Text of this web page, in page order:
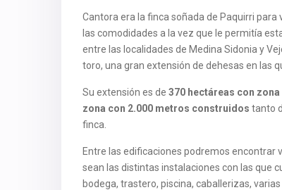
Cantora era la finca soñada de Paquirri
las comodidades a la vez que le permitía
entre las localidades de Medina Sidonia y
toro, una gran extensión de dehesas en las
Su extensión es de 370 hectáreas con
zona con 2.000 metros construidos tanto
finca.
Entre las edificaciones podremos encontrar
sean las distintas instalaciones con las que
bodega, trastero, piscina, caballerizas,